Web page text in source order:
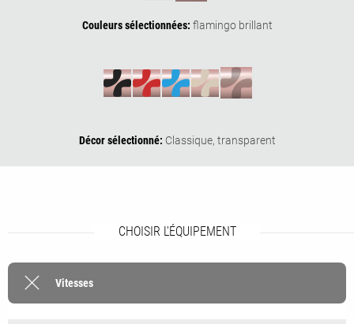
Couleurs sélectionnées: flamingo brillant
Décor sélectionné: Classique, transparent
CHOISIR L'ÉQUIPEMENT
Vitesses